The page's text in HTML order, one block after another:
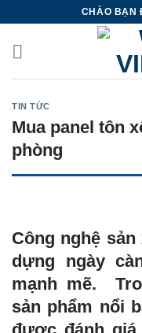
content
CHÀO BẠN
TIN TỨC
Mua panel tôn
phòng
Công nghệ
dựng ngày
mạnh mẽ.
sản phẩm nổi